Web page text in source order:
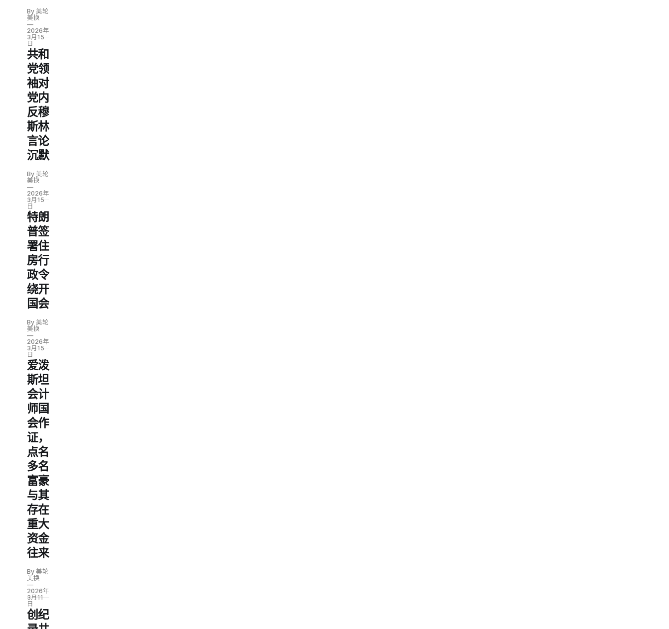
By 美轮
美换
2026年
3月15
日
共和
党领
袖对
党内
反穆
斯林
言论
沉默
By 美轮
美换
2026年
3月15
日
特朗
普签
署住
房行
政令
绕开
国会
By 美轮
美换
2026年
3月15
日
爱泼
斯坦
会计
师国
会作
证，
点名
多名
富豪
与其
存在
重大
资金
往来
By 美轮
美换
2026年
3月11
日
创纪